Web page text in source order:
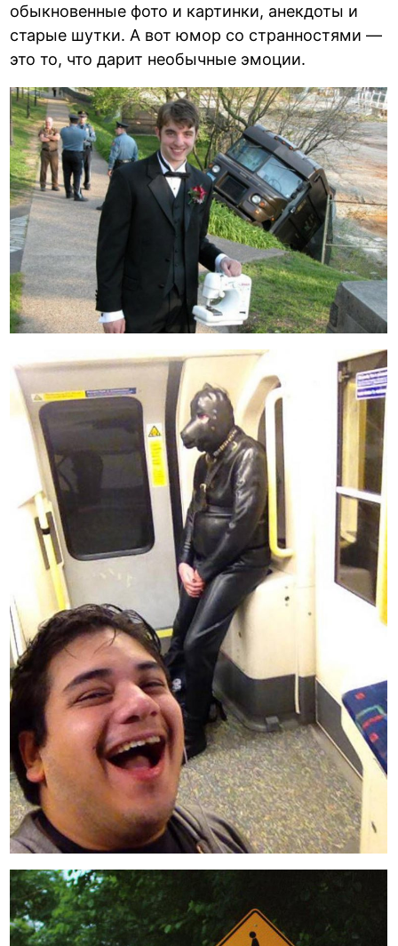
обыкновенные фото и картинки, анекдоты и
старые шутки. А вот юмор со странностями —
это то, что дарит необычные эмоции.